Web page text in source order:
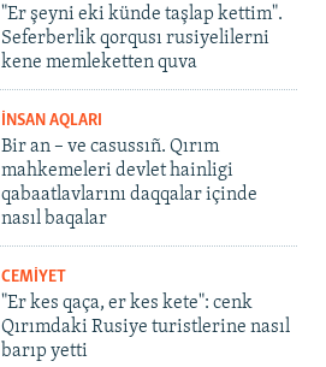
"Er şeyni eki künde taşlap kettim".
Seferberlik qorqusı rusiyelilerni
kene memleketten quva
İNSAN AQLARI
Bir an – ve casussıñ. Qırım
mahkemeleri devlet hainligi
qabaatlavlarını daqqalar içinde
nasıl baqalar
CEMİYET
"Er kes qaça, er kes kete": cenk
Qırımdaki Rusiye turistlerine nasıl
barıp yetti